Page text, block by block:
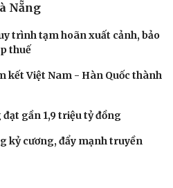
Nẵng
trình tạm hoãn xuất cảnh, bảo
thuế
kết Việt Nam - Hàn Quốc thành
gần 1,9 triệu tỷ đồng
kỷ cương, đẩy mạnh truyền